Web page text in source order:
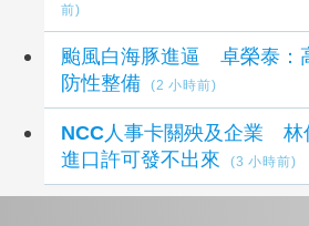
前)
颱風白海豚進逼 卓榮泰：
防性整備
(2 小時前)
NCC人事卡關殃及企業 林
進口許可發不出來
(3 小時前)